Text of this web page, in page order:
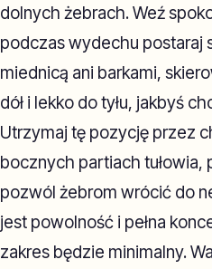
dolnych żebrach. Weź
podczas wydechu postaraj
miednicą ani barkami,
dół i lekko do tyłu, jakbyś
Utrzymaj tę pozycję przez
bocznych partiach tułowia,
pozwól żebrom wrócić do
jest powolność i pełna
zakres będzie minimalny.